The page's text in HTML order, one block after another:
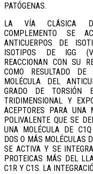
PATÓGENAS.
LA VÍA CLÁSICA
COMPLEMENTO SE
ANTICUERPOS DE
ISOTIPOS DE IGG
REACCIONAN CON SU
COMO RESULTADO
MOLÉCULA DEL
GRADO DE TORSIÓN
TRIDIMENSIONAL Y
ACEPTORES PARA UNA
POLIVALENTE QUE SE
UNA MOLÉCULA DE
DOS O MÁS MOLÉCULAS
SE ACTIVA Y SE
PROTEICAS MÁS DEL
C1R Y C1S. LA